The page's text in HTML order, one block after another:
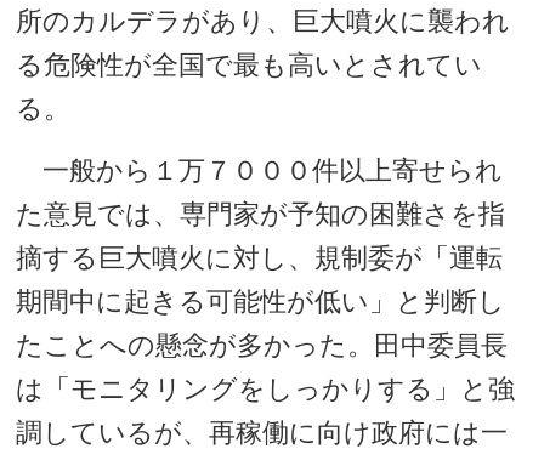
所のカルデラがあり、巨大噴火に襲われ
る危険性が全国で最も高いとされてい
る。
一般から１万７０００件以上寄せられ
た意見では、専門家が予知の困難さを指
摘する巨大噴火に対し、規制委が「運転
期間中に起きる可能性が低い」と判断し
たことへの懸念が多かった。田中委員長
は「モニタリングをしっかりする」と強
調しているが、再稼働に向け政府には一